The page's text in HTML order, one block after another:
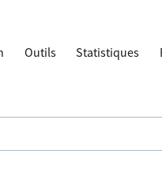
Outils Statistiques